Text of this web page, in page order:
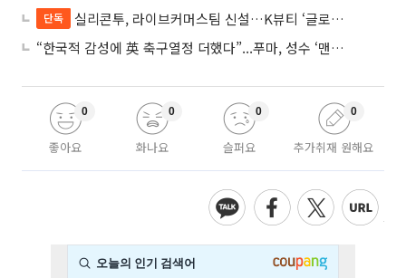
단독
실리콘투, 라이브커머스팀 신설…K뷰티 ‘글로벌 판매망’ 확대 속도
“한국적 감성에 英 축구열정 더했다”...푸마, 성수 ‘맨시티 하우스’ 팝업
좋아요
0
화나요
0
슬퍼요
0
추가취재 원해요
0